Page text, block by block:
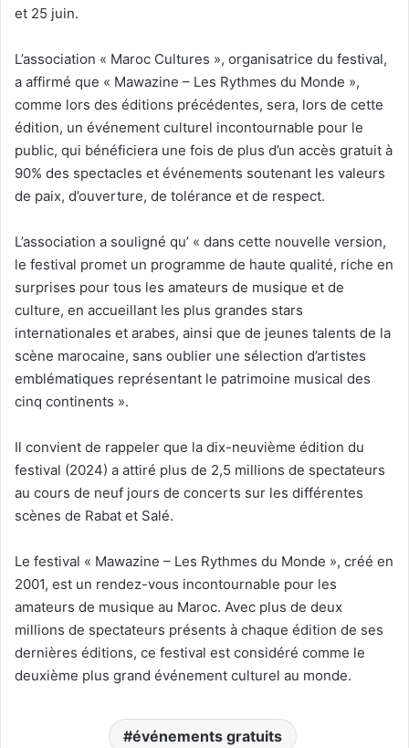
et 25 juin.
L’association « Maroc Cultures », organisatrice du festival,
a affirmé que « Mawazine – Les Rythmes du Monde »,
comme lors des éditions précédentes, sera, lors de cette
édition, un événement culturel incontournable pour le
public, qui bénéficiera une fois de plus d’un accès gratuit à
90% des spectacles et événements soutenant les valeurs
de paix, d’ouverture, de tolérance et de respect.
L’association a souligné qu’ « dans cette nouvelle version,
le festival promet un programme de haute qualité, riche en
surprises pour tous les amateurs de musique et de
culture, en accueillant les plus grandes stars
internationales et arabes, ainsi que de jeunes talents de la
scène marocaine, sans oublier une sélection d’artistes
emblématiques représentant le patrimoine musical des
cinq continents ».
Il convient de rappeler que la dix-neuvième édition du
festival (2024) a attiré plus de 2,5 millions de spectateurs
au cours de neuf jours de concerts sur les différentes
scènes de Rabat et Salé.
Le festival « Mawazine – Les Rythmes du Monde », créé en
2001, est un rendez-vous incontournable pour les
amateurs de musique au Maroc. Avec plus de deux
millions de spectateurs présents à chaque édition de ses
dernières éditions, ce festival est considéré comme le
deuxième plus grand événement culturel au monde.
événements gratuits